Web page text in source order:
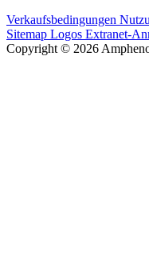
Verkaufsbedingungen
Sitemap Logos Extranet-
Copyright © 2026